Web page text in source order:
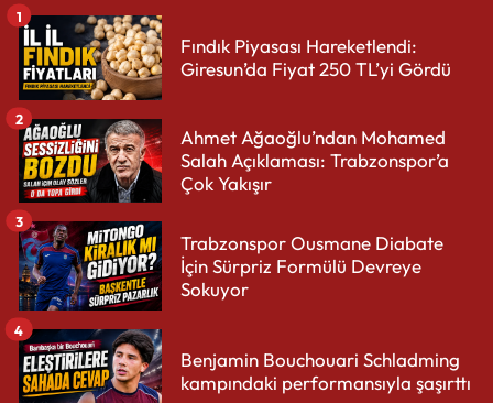
Fındık Piyasası Hareketlendi:
Giresun’da Fiyat 250 TL’yi Gördü
1
Ahmet Ağaoğlu’ndan Mohamed
Salah Açıklaması: Trabzonspor’a
Çok Yakışır
2
Trabzonspor Ousmane Diabate
İçin Sürpriz Formülü Devreye
Sokuyor
3
Benjamin Bouchouari Schladming
kampındaki performansıyla şaşırttı
4